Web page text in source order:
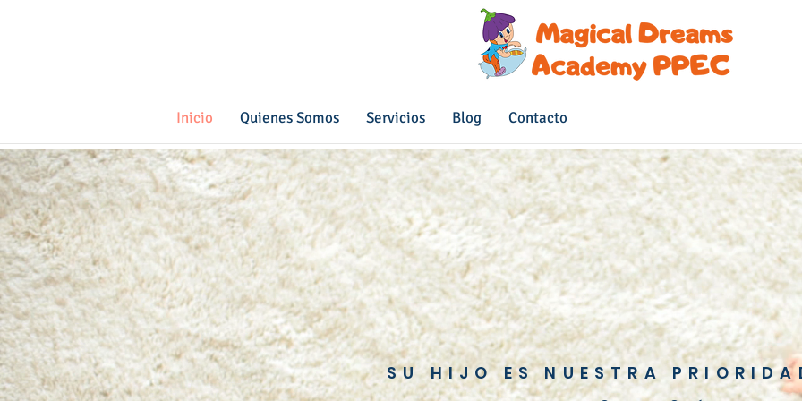
Inicio Quienes Somos Servicios Blog Contacto
SU HIJO ES NUESTRA